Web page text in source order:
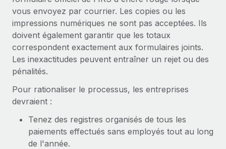
vous envoyez par courrier. Les copies ou les
impressions numériques ne sont pas acceptées. Ils
doivent également garantir que les totaux
correspondent exactement aux formulaires joints.
Les inexactitudes peuvent entraîner un rejet ou des
pénalités.
Pour rationaliser le processus, les entreprises
devraient :
Tenez des registres organisés de tous les
paiements effectués sans employés tout au long
de l'année.